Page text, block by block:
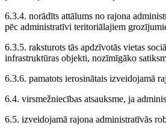
6.3.4. norādīts attālums no rajona
pēc administratīvi teritoriālajiem
6.3.5. raksturots tās apdzīvotās vietas
infrastruktūras objekti, nozīmīgāko
6.3.6. pamatots ierosinātais izveidojamā
6.4. virsmežniecības atsauksme, ja
6.5. izveidojamā rajona administratīvās